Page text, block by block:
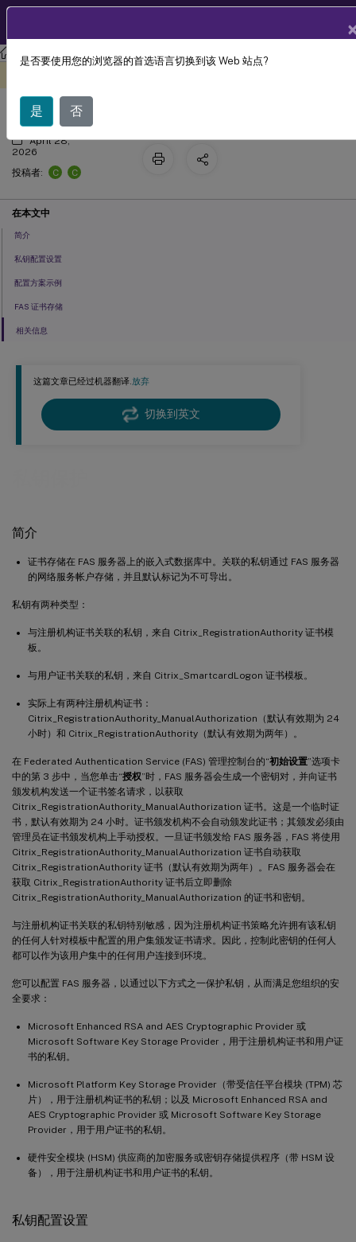
联合身份验证服务 联合身份验证服务
这篇文章已经过机器翻译.放弃
切换到英文
简介
证书存储在 FAS 服务器上的嵌入式数据库中。关联的私钥通过 FAS 服务器
的网络服务帐户存储，并且默认标记为不可导出。
私钥有两种类型：
与注册机构证书关联的私钥，来自 Citrix_RegistrationAuthority 证书模
板。
与用户证书关联的私钥，来自 Citrix_SmartcardLogon 证书模板。
实际上有两种注册机构证书：
Citrix_RegistrationAuthority_ManualAuthorization（默认有效期为 24
小时）和 Citrix_RegistrationAuthority（默认有效期为两年）。
在 Federated Authentication Service (FAS) 管理控制台的“初始设置”选项卡
中的第 3 步中，当您单击“授权”时，FAS 服务器会生成一个密钥对，并向证书
颁发机构发送一个证书签名请求，以获取
Citrix_RegistrationAuthority_ManualAuthorization 证书。这是一个临时证
书，默认有效期为 24 小时。证书颁发机构不会自动颁发此证书；其颁发必须由
管理员在证书颁发机构上手动授权。一旦证书颁发给 FAS 服务器，FAS 将使用
Citrix_RegistrationAuthority_ManualAuthorization 证书自动获取
Citrix_RegistrationAuthority 证书（默认有效期为两年）。FAS 服务器会在
获取 Citrix_RegistrationAuthority 证书后立即删除
Citrix_RegistrationAuthority_ManualAuthorization 的证书和密钥。
与注册机构证书关联的私钥特别敏感，因为注册机构证书策略允许拥有该私钥
的任何人针对模板中配置的用户集颁发证书请求。因此，控制此密钥的任何人
都可以作为该用户集中的任何用户连接到环境。
您可以配置 FAS 服务器，以通过以下方式之一保护私钥，从而满足您组织的安
全要求：
Microsoft Enhanced RSA and AES Cryptographic Provider 或
Microsoft Software Key Storage Provider，用于注册机构证书和用户证
书的私钥。
Microsoft Platform Key Storage Provider（带受信任平台模块 (TPM) 芯
片），用于注册机构证书的私钥；以及 Microsoft Enhanced RSA and
AES Cryptographic Provider 或 Microsoft Software Key Storage
Provider，用于用户证书的私钥。
硬件安全模块 (HSM) 供应商的加密服务或密钥存储提供程序（带 HSM 设
备），用于注册机构证书和用户证书的私钥。
私钥配置设置
私钥保护
April 28,
2026
投稿者:
C C
在本文中
简介
私钥配置设置
配置方案示例
FAS 证书存储
相关信息
是否要使用您的浏览器的首选语言切换到该 Web 站点?
是 否